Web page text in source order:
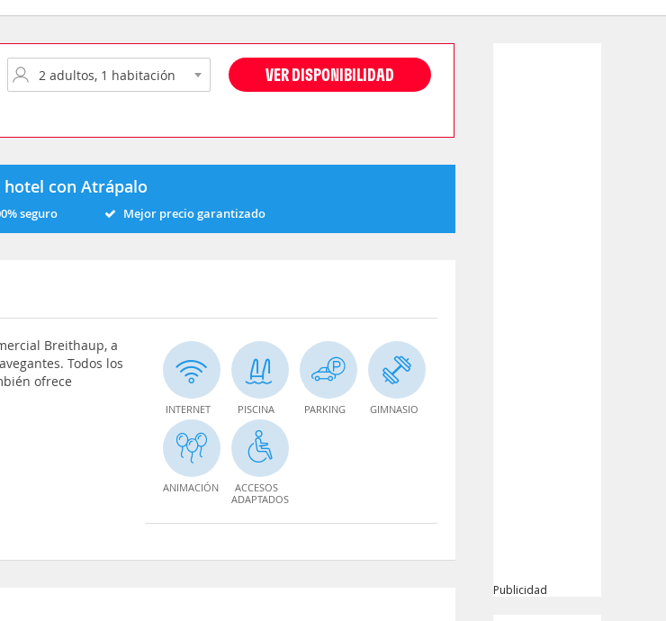
VER DISPONIBILIDAD
con Atrápalo
seguro Mejor precio garantizado
Breithaup, a
Todos los
ofrece
INTERNET PISCINA PARKING GIMNASIO
ANIMACIÓN
ACCESOS
ADAPTADOS
Publicidad